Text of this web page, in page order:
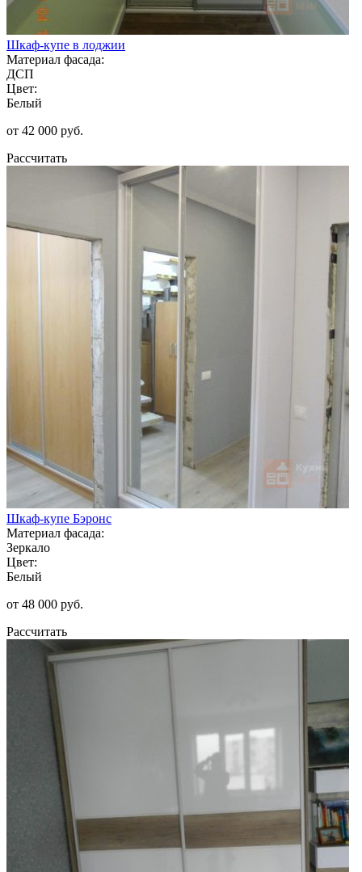
Шкаф-купе в лоджии
Материал фасада:
ДСП
Цвет:
Белый
от 42 000 руб.
Рассчитать
Шкаф-купе Бэронс
Материал фасада:
Зеркало
Цвет:
Белый
от 48 000 руб.
Рассчитать